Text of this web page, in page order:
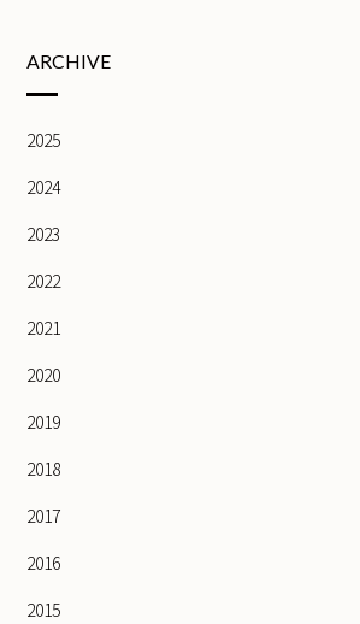
ARCHIVE
2025
2024
2023
2022
2021
2020
2019
2018
2017
2016
2015